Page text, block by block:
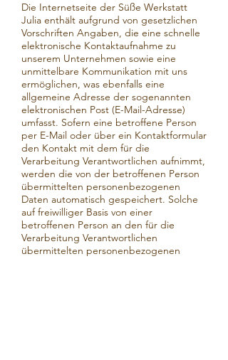
Die Internetseite der Süße Werkstatt
Julia enthält aufgrund von gesetzlichen
Vorschriften Angaben, die eine schnelle
elektronische Kontaktaufnahme zu
unserem Unternehmen sowie eine
unmittelbare Kommunikation mit uns
ermöglichen, was ebenfalls eine
allgemeine Adresse der sogenannten
elektronischen Post (E-Mail-Adresse)
umfasst. Sofern eine betroffene Person
per E-Mail oder über ein Kontaktformular
den Kontakt mit dem für die
Verarbeitung Verantwortlichen aufnimmt,
werden die von der betroffenen Person
übermittelten personenbezogenen
Daten automatisch gespeichert. Solche
auf freiwilliger Basis von einer
betroffenen Person an den für die
Verarbeitung Verantwortlichen
übermittelten personenbezogenen